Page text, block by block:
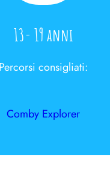
13- 19 anni
Percorsi consigliati:
Comby Explorer